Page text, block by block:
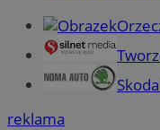
reklama